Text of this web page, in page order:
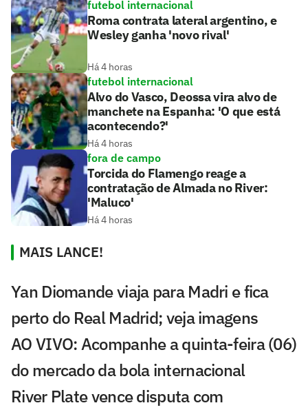
futebol internacional
Roma contrata lateral argentino, e
Wesley ganha 'novo rival'
Há 4 horas
futebol internacional
Alvo do Vasco, Deossa vira alvo de
manchete na Espanha: 'O que está
acontecendo?'
Há 4 horas
fora de campo
Torcida do Flamengo reage a
contratação de Almada no River:
'Maluco'
Há 4 horas
MAIS LANCE!
Yan Diomande viaja para Madri e fica
perto do Real Madrid; veja imagens
AO VIVO: Acompanhe a quinta-feira (06)
do mercado da bola internacional
River Plate vence disputa com